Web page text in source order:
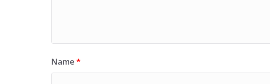
Name*